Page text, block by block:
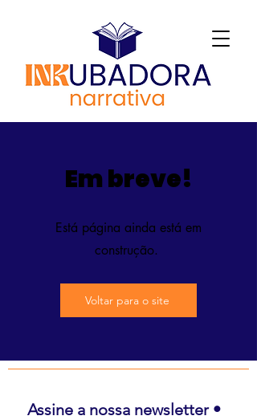
Em breve!
Está página ainda está em
construção.
Voltar para o site
Assine a nossa newsletter •